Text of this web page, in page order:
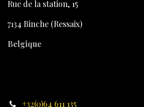
Rue de la station, 15
7134 Binche (Ressaix)
Belgique
+32(0)64 611 135